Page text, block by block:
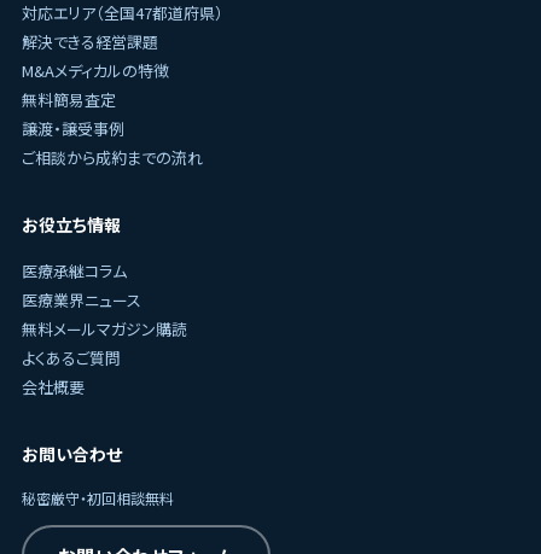
対応エリア（全国47都道府県）
解決できる経営課題
M&Aメディカルの特徴
無料簡易査定
譲渡・譲受事例
ご相談から成約までの流れ
お役立ち情報
医療承継コラム
医療業界ニュース
無料メールマガジン購読
よくあるご質問
会社概要
お問い合わせ
秘密厳守・初回相談無料